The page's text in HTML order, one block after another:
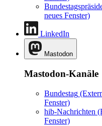
neues Fenster)
LinkedIn
Mastodon
Mastodon-Kanäle
Bundestag
Fenster)
hib-Nachrichten
Fenster)